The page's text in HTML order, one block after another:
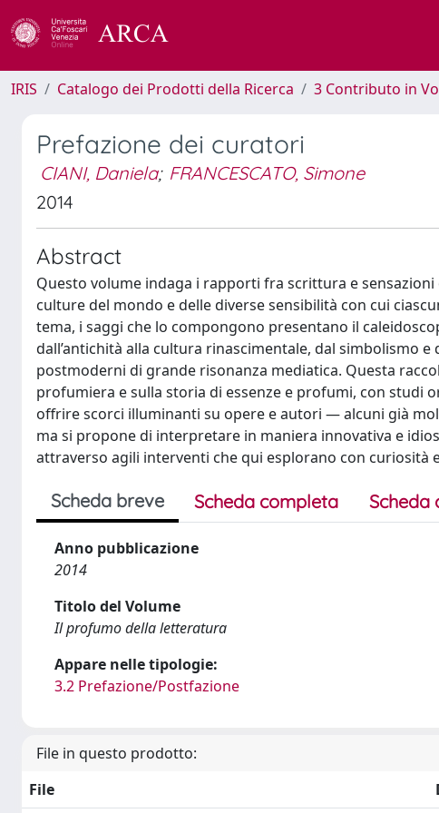
IRIS Catalogo dei Prodotti della Ricerca 3 Contributo in
Prefazione dei curatori
CIANI, Daniela; FRANCESCATO, Simone
2014
Abstract
Questo volume indaga i rapporti fra scrittura e
culture del mondo e delle diverse sensibilità con cui
tema, i saggi che lo compongono presentano il
dall’antichità alla cultura rinascimentale, dal simbolismo
postmoderni di grande risonanza mediatica. Questa
profumiera e sulla storia di essenze e profumi, con studi
offrire scorci illuminanti su opere e autori — alcuni già
ma si propone di interpretare in maniera innovativa e
attraverso agili interventi che qui esplorano con
Scheda breve Scheda completa Scheda
Anno pubblicazione
2014
Titolo del Volume
Il profumo della letteratura
Appare nelle tipologie:
3.2 Prefazione/Postfazione
File in questo prodotto:
File